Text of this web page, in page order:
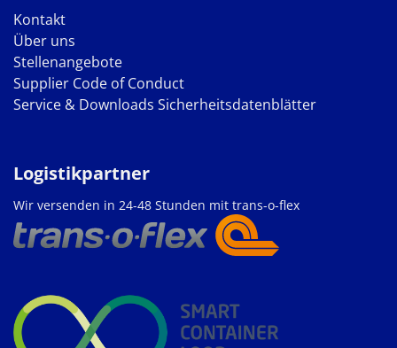
Kontakt
Über uns
Stellenangebote
Supplier Code of Conduct
Service & Downloads Sicherheitsdatenblätter
Logistikpartner
Wir versenden in 24-48 Stunden mit trans-o-flex